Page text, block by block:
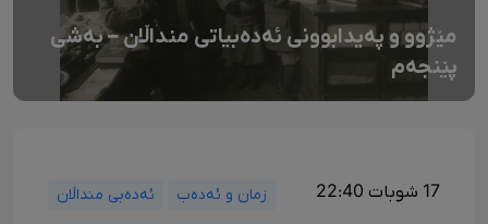
مێژوو و پەیدابوونی ئەدەبیاتی منداڵان – بەشی
پێنجەم
17 شوبات 22:40 زمان و ئەدەب ئەدەبی منداڵان